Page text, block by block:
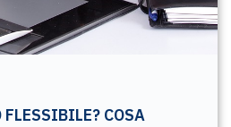
FLESSIBILE? COSA